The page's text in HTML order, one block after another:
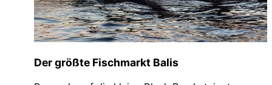
Der größte Fischmarkt Balis